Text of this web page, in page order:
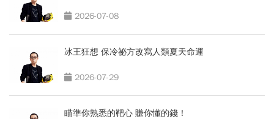
2026-07-08
冰王狂想 保冷祕方改寫人類夏天命運
2026-07-29
瞄準你熟悉的靶心 賺你懂的錢！